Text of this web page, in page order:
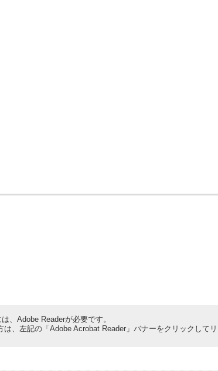
、Adobe Readerが必要です。
は、左記の「Adobe Acrobat Reader」バナーをクリックして